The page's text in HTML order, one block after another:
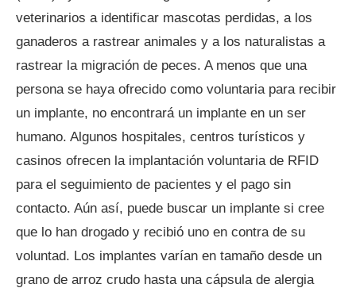
veterinarios a identificar mascotas perdidas, a los
ganaderos a rastrear animales y a los naturalistas a
rastrear la migración de peces. A menos que una
persona se haya ofrecido como voluntaria para recibir
un implante, no encontrará un implante en un ser
humano. Algunos hospitales, centros turísticos y
casinos ofrecen la implantación voluntaria de RFID
para el seguimiento de pacientes y el pago sin
contacto. Aún así, puede buscar un implante si cree
que lo han drogado y recibió uno en contra de su
voluntad. Los implantes varían en tamaño desde un
grano de arroz crudo hasta una cápsula de alergia